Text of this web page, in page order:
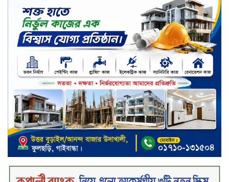
‘শেখ হাসিনা ডিসেম্বরে ফিরলে গণহত্যার
দায় নিয়ে কারাগারে যাবেন,’ আইনমন্ত্রী
মধ্যরাতে শাহজালাল বিমানবন্দরের
বলাকা লাউঞ্জে অগ্নিকাণ্ড
নিরাপদ ও স্বল্পব্যয়ে ক্যাশলেস লেনদেন
গড়তে কাজ করছে বাংলাদেশ ব্যাংক:
গভর্নর
জীবননগর সীমান্ত দিয়ে ভারতে অবৈধ
অনুপ্রবেশের সময় ৮ বাংলাদেশি নারী
আটক